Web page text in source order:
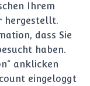
Ihrem
hergestellt.
dass Sie
haben.
anklicken
eingeloggt